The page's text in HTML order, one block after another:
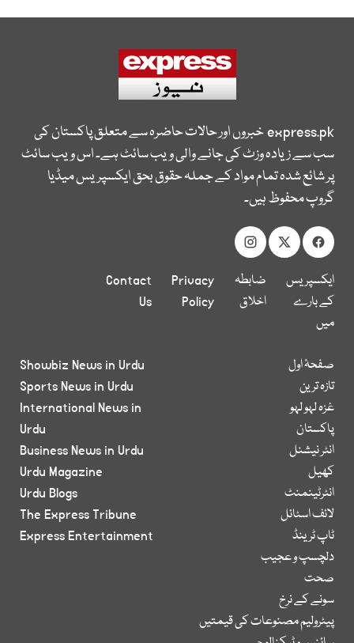
express.pkخبروں اور حالات حاضرہ سے متعلق پاکستان کی
سب سے زیادہ وزٹ کی جانے والی ویب سائٹ ہے۔ اس ویب سائٹ
پر شائع شدہ تمام مواد کے جملہ حقوق بحق ایکسپریس میڈیا
گروپ محفوظ ہیں۔
ایکسپریس
کے بارے
میں
ضابطہ
اخلاق
Privacy
Policy
Contact
Us
صفحۂ اول
تازہ ترین
غزہ لہو لہو
پاکستان
انٹر نیشنل
کھیل
انٹرٹینمنٹ
لائف اسٹائل
ٹاپ ٹرینڈ
دلچسپ و عجیب
صحت
سونے کے نرخ
پیٹرولیم مصنوعات کی قیمتیں
Showbiz News in Urdu
Sports News in Urdu
International News in
Urdu
Business News in Urdu
Urdu Magazine
Urdu Blogs
The Express Tribune
Express Entertainment